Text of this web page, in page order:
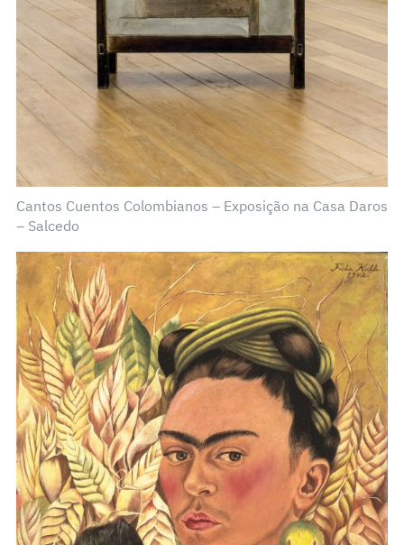
Cantos Cuentos Colombianos – Exposição na Casa Daros
– Salcedo